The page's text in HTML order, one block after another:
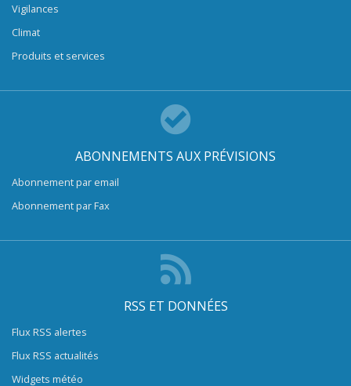
Vigilances
Climat
Produits et services
ABONNEMENTS AUX PRÉVISIONS
Abonnement par email
Abonnement par Fax
RSS ET DONNÉES
Flux RSS alertes
Flux RSS actualités
Widgets météo